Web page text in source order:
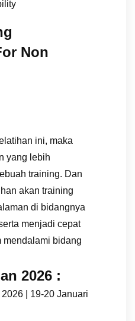
Non
ini, maka
yang lebih
training. Dan
akan training
di bidangnya
menjadi cepat
mendalami bidang
2026 :
| 19-20 Januari